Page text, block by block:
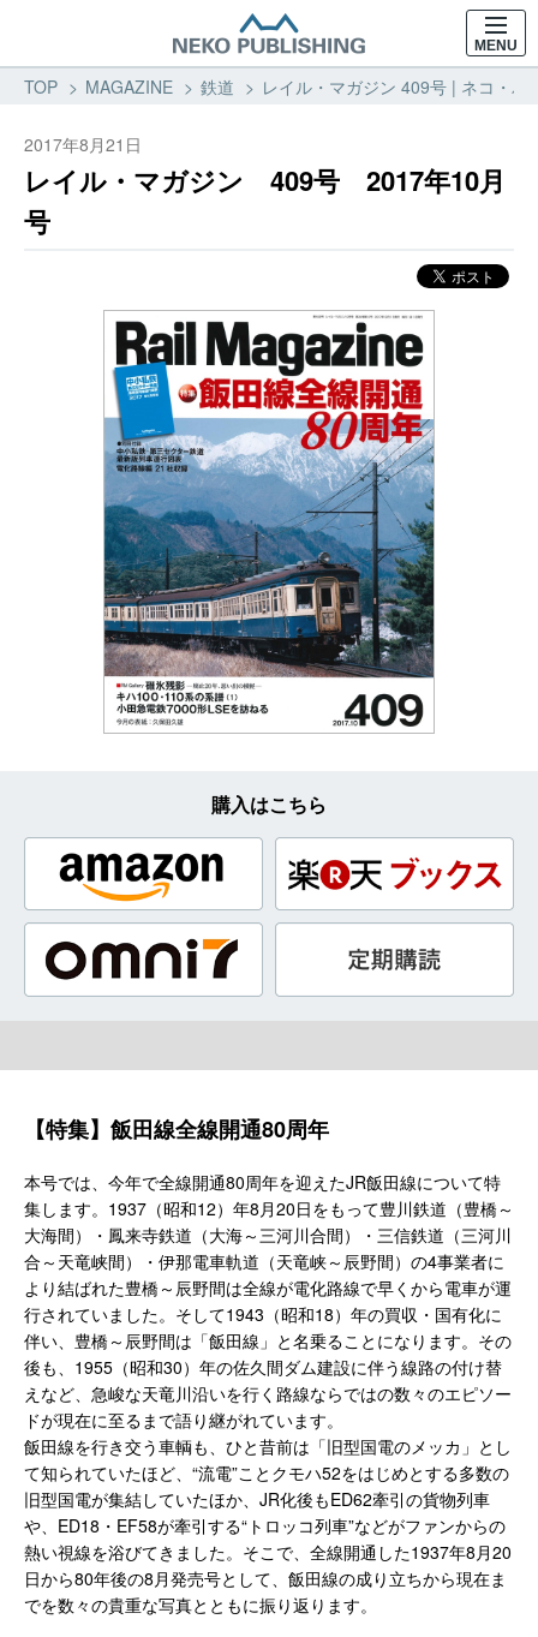
MENU
TOP MAGAZINE 鉄道 レイル・マガジン 409号 | ネコ・
2017年8月21日
レイル・マガジン 409号 2017年10月
号
購入はこちら
【特集】飯田線全線開通80周年
本号では、今年で全線開通80周年を迎えたJR飯田線について特
集します。1937（昭和12）年8月20日をもって豊川鉄道（豊橋～
大海間）・鳳来寺鉄道（大海～三河川合間）・三信鉄道（三河川
合～天竜峡間）・伊那電車軌道（天竜峡～辰野間）の4事業者に
より結ばれた豊橋～辰野間は全線が電化路線で早くから電車が運
行されていました。そして1943（昭和18）年の買収・国有化に
伴い、豊橋～辰野間は「飯田線」と名乗ることになります。その
後も、1955（昭和30）年の佐久間ダム建設に伴う線路の付け替
えなど、急峻な天竜川沿いを行く路線ならではの数々のエピソー
ドが現在に至るまで語り継がれています。
飯田線を行き交う車輌も、ひと昔前は「旧型国電のメッカ」とし
て知られていたほど、“流電”ことクモハ52をはじめとする多数の
旧型国電が集結していたほか、JR化後もED62牽引の貨物列車
や、ED18・EF58が牽引する“トロッコ列車”などがファンからの
熱い視線を浴びてきました。そこで、全線開通した1937年8月20
日から80年後の8月発売号として、飯田線の成り立ちから現在ま
でを数々の貴重な写真とともに振り返ります。